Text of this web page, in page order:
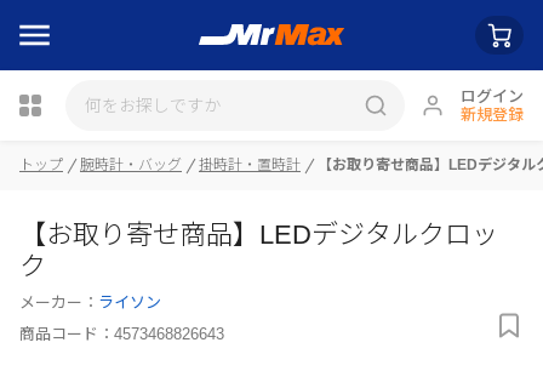
ログイン
新規登録
瓶詰
トップ 腕時計・バッグ 掛時計・置時計 【お取り寄せ商品】LEDデジタル
【お取り寄せ商品】LEDデジタルクロッ
ク
メーカー： ライソン
商品コード： 4573468826643